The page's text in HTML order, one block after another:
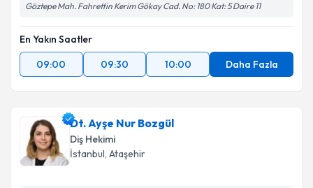
Göztepe Mah. Fahrettin Kerim Gökay Cad. No: 180 Kat: 5 Daire 11
En Yakın Saatler
09:00
09:30 10:00 Daha Fazla
Dt. Ayşe Nur Bozgül
Diş Hekimi
İstanbul, Ataşehir